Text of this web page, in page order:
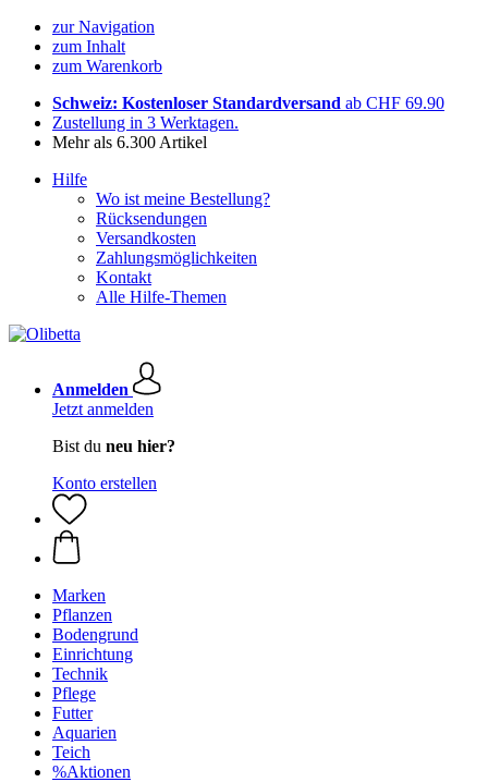
zur Navigation
zum Inhalt
zum Warenkorb
Schweiz: Kostenloser Standardversand ab CHF 69.90
Zustellung in 3 Werktagen.
Mehr als 6.300 Artikel
Hilfe
Wo ist meine Bestellung?
Rücksendungen
Versandkosten
Zahlungsmöglichkeiten
Kontakt
Alle Hilfe-Themen
Anmelden
Jetzt anmelden
Bist du neu hier?
Konto erstellen
Marken
Pflanzen
Bodengrund
Einrichtung
Technik
Pflege
Futter
Aquarien
Teich
%Aktionen